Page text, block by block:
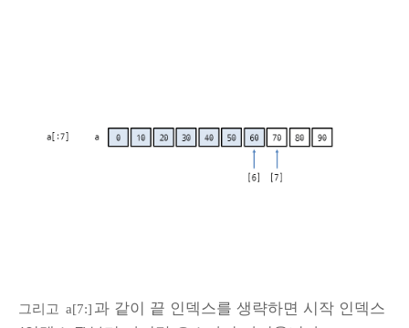
그리고 a[7:] 과 같이 끝 인덱스를 생략하면 시작 인덱스